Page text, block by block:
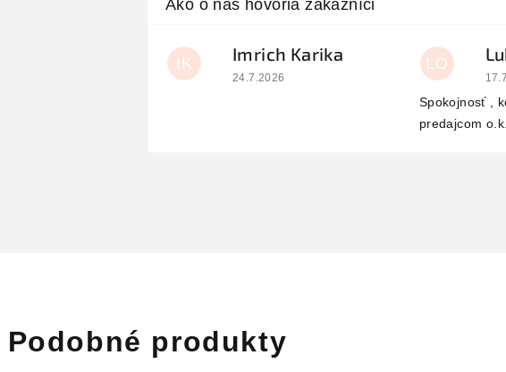
IK Imrich Karika
Hodnotenie obchodu je 5 z 5 hviezdičiek.
24.7.2026
LO
Spokojnosť ,
predajcom o.k.,
Podobné produkty